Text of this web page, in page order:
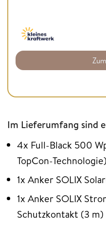
Im Lieferumfang sind
4x Full-Black 500
TopCon-Technologie)
1x Anker SOLIX
1x Anker SOLIX
Schutzkontakt (3 m)